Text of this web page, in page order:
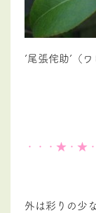
’尾張侘助’（ワ
・・・★・★
外は彩りの少